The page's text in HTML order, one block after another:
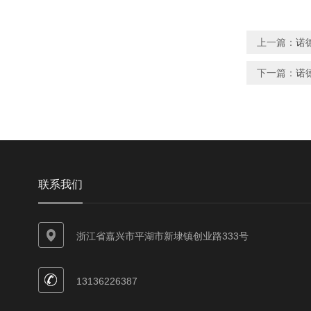
上一篇： 诺
下一篇： 诺
联系我们
浙江省嘉兴市平湖市新埭镇创业路333号
13136226387